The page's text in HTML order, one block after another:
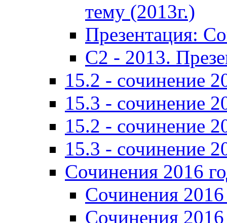
тему (2013г.)
Презентация:
C2 - 2013.
15.2 - сочинение
15.3 - сочинение
15.2 - сочинение
15.3 - сочинение
Сочинения 2016
Сочинения
Сочинения